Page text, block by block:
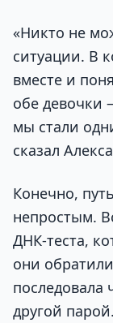
«Никто не
ситуации. В
вместе и
обе девочки
мы стали
сказал
Конечно,
непростым.
ДНК-теста,
они
последовала
другой